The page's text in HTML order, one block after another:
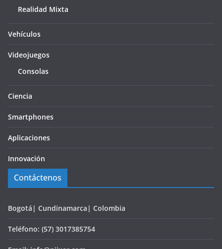
Realidad Mixta
Vehículos
Videojuegos
Consolas
Ciencia
Smartphones
Aplicaciones
Innovación
Contáctenos
Bogotá| Cundinamarca| Colombia
Teléfono: (57) 3017385754